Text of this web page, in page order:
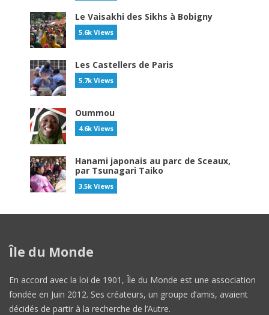
Le Vaisakhi des Sikhs à Bobigny
5.6k Views
Les Castellers de Paris
5.7k Views
Oummou
4.6k Views
Hanami japonais au parc de Sceaux,
par Tsunagari Taiko
3.5k Views
Île du Monde
En accord avec la loi de 1901, Île du Monde est une association
fondée en Juin 2012. Ses créateurs, un groupe d’amis, avaient
décidés de partir à la recherche de l’Autre.